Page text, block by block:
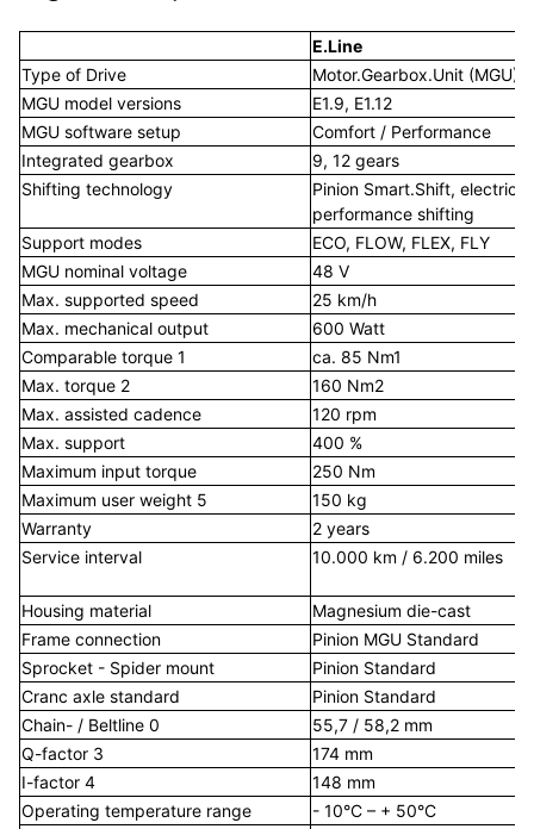
E.Line
Type of Drive
Motor.Gearbox.Unit (MGU)
MGU model versions
E1.9, E1.12
MGU software setup
Comfort / Performance
Integrated gearbox
9, 12 gears
Shifting technology
Pinion Smart.Shift, electric
performance shifting
Support modes
ECO, FLOW, FLEX, FLY
MGU nominal voltage
48 V
Max. supported speed
25 km/h
Max. mechanical output
600 Watt
Comparable torque 1
ca. 85 Nm1
Max. torque 2
160 Nm2
Max. assisted cadence
120 rpm
Max. support
400 %
Maximum input torque
250 Nm
Maximum user weight 5
150 kg
Warranty
2 years
Service interval
10.000 km / 6.200 miles
Housing material
Magnesium die-cast
Frame connection
Pinion MGU Standard
Sprocket - Spider mount
Pinion Standard
Cranc axle standard
Pinion Standard
Chain- / Beltline 0
55,7 / 58,2 mm
Q-factor 3
174 mm
I-factor 4
148 mm
Operating temperature range
- 10°C – + 50°C